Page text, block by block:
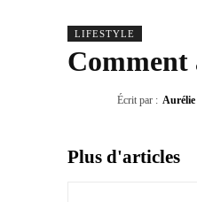
LIFESTYLE
Écrit par : Aurélie
Plus d'articles